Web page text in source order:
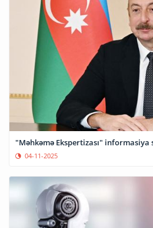
"Məhkəmə Ekspertizası" informasiya
04-11-2025